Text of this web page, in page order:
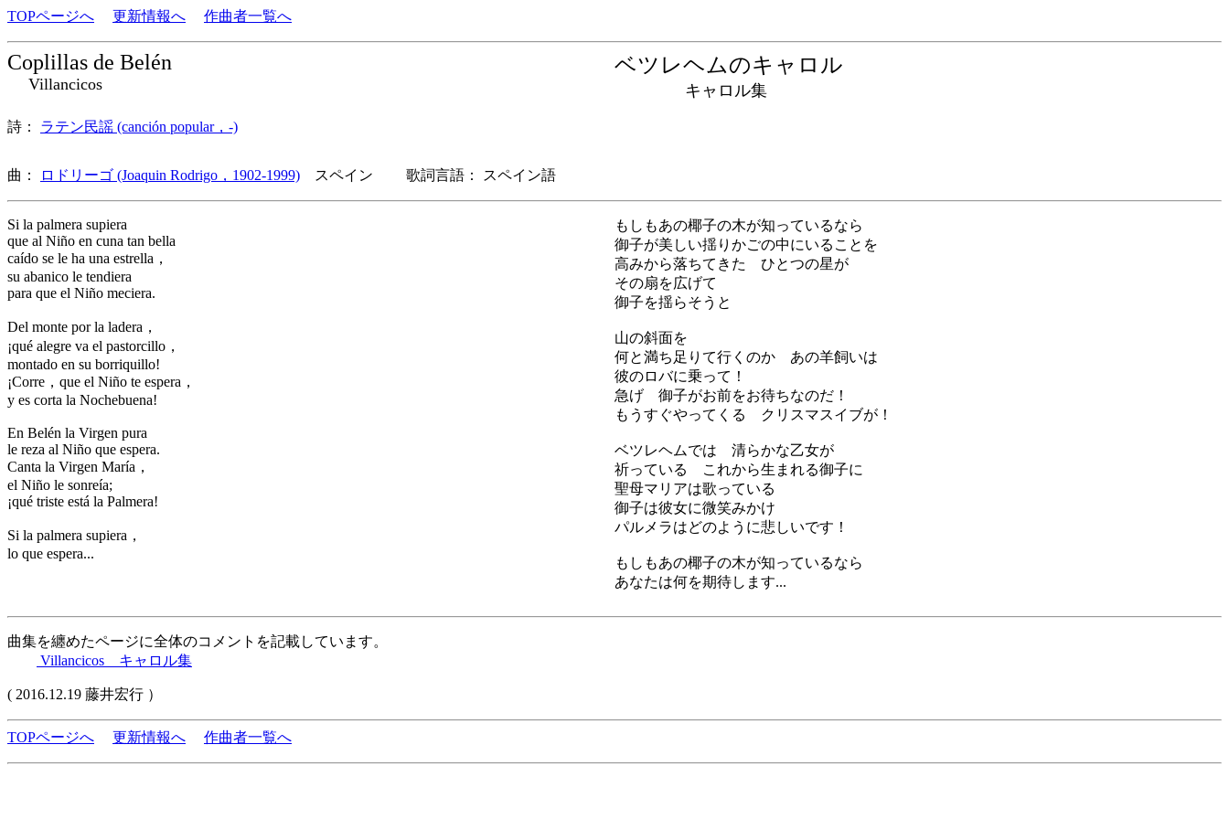
TOPページへ 更新情報へ 作曲者一覧へ
Coplillas de Belén
Villancicos
ベツレヘムのキャロル
キャロル集
詩： ラテン民謡 (canción popular，-)
曲： ロドリーゴ (Joaquin Rodrigo，1902-1999) スペイン 歌詞言語： スペイン語
Si la palmera supiera
que al Niño en cuna tan bella
caído se le ha una estrella，
su abanico le tendiera
para que el Niño meciera.
Del monte por la ladera，
¡qué alegre va el pastorcillo，
montado en su borriquillo!
¡Corre，que el Niño te espera，
y es corta la Nochebuena!
En Belén la Virgen pura
le reza al Niño que espera.
Canta la Virgen María，
el Niño le sonreía;
¡qué triste está la Palmera!
Si la palmera supiera，
lo que espera...
もしもあの椰子の木が知っているなら
御子が美しい揺りかごの中にいることを
高みから落ちてきた ひとつの星が
その扇を広げて
御子を揺らそうと
山の斜面を
何と満ち足りて行くのか あの羊飼いは
彼のロバに乗って！
急げ 御子がお前をお待ちなのだ！
もうすぐやってくる クリスマスイブが！
ベツレヘムでは 清らかな乙女が
祈っている これから生まれる御子に
聖母マリアは歌っている
御子は彼女に微笑みかけ
パルメラはどのように悲しいです！
もしもあの椰子の木が知っているなら
あなたは何を期待します...
曲集を纏めたページに全体のコメントを記載しています。
Villancicos キャロル集
( 2016.12.19 藤井宏行 ）
TOPページへ 更新情報へ 作曲者一覧へ